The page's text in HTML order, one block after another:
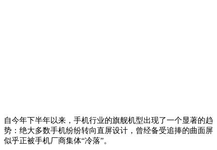
自今年下半年以来，手机行业的旗舰机型出现了一个显著的趋
势：绝大多数手机纷纷转向直屏设计，曾经备受追捧的曲面屏
似乎正被手机厂商集体“冷落”。